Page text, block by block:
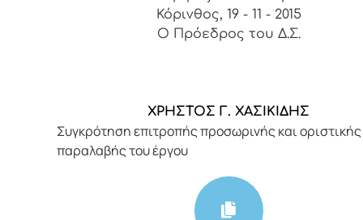
Κόρινθος, 19 - 11 - 2015
Ο Πρόεδρος του Δ.Σ.
ΧΡΗΣΤΟΣ Γ. ΧΑΣΙΚΙΔΗΣ
Συγκρότηση επιτροπής προσωρινής και οριστικής
παραλαβής του έργου